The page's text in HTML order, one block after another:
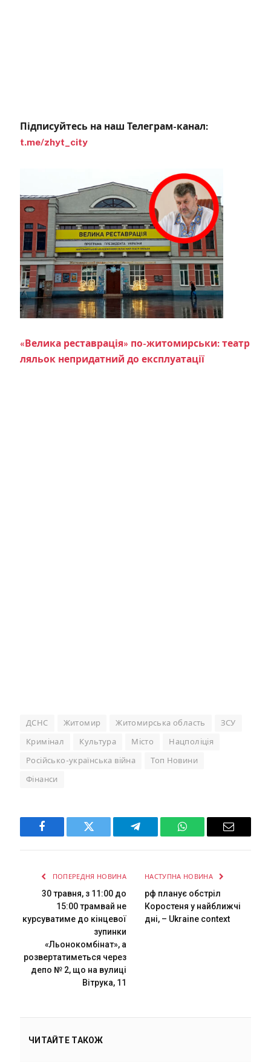
Підписуйтесь на наш Телеграм-канал:
t.me/zhyt_city
«Велика реставрація» по-житомирськи: театр
ляльок непридатний до експлуатації
ДСНС Житомир Житомирська область ЗСУ
Кримінал Культура Місто Нацполіція
Російсько-українська війна Топ Новини
Фінанси
Facebook Twitter Telegram WhatsAppEmail
ПОПЕРЕДНЯ НОВИНА
30 травня, з 11:00 до
15:00 трамвай не
курсуватиме до кінцевої
зупинки
«Льонокомбінат», а
розвертатиметься через
депо № 2, що на вулиці
Вітрука, 11
НАСТУПНА НОВИНА
рф планує обстріл
Коростеня у найближчі
дні, – Ukraine context
ЧИТАЙТЕ ТАКОЖ